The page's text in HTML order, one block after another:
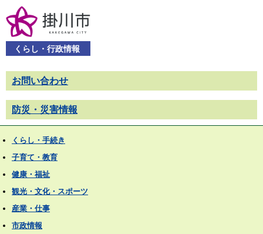
くらし・行政情報
お問い合わせ
防災・災害情報
くらし・手続き
子育て・教育
健康・福祉
観光・文化・スポーツ
産業・仕事
市政情報